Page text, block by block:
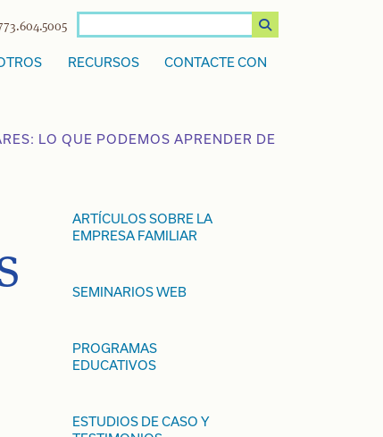
RECURSOS CONTACTE CON
LO QUE PODEMOS APRENDER DE
ARTÍCULOS SOBRE LA
EMPRESA FAMILIAR
SEMINARIOS WEB
PROGRAMAS
EDUCATIVOS
ESTUDIOS DE CASO Y